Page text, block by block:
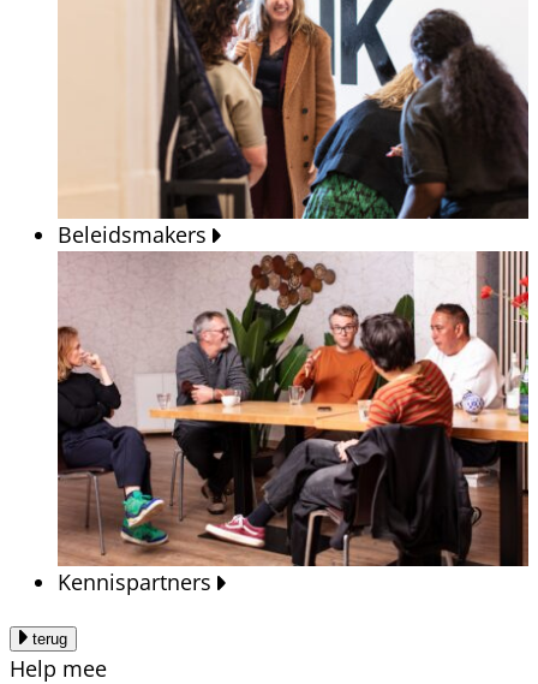
Beleidsmakers
Kennispartners
terug
Help mee